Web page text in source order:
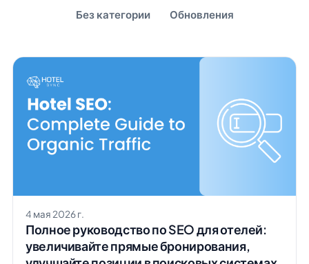
Без категории Обновления
4 мая 2026 г.
Полное руководство по SEO для отелей:
увеличивайте прямые бронирования,